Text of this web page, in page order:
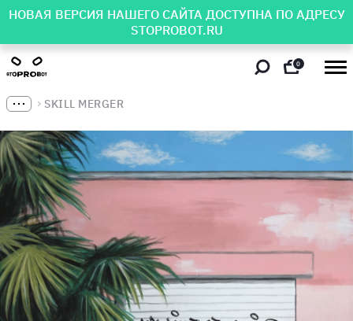
НОВАЯ ВЕРСИЯ НАШЕГО САЙТА ДОСТУПНА ПО АДРЕСУ
STOPROBOT.RU
0
SKILL MERGER